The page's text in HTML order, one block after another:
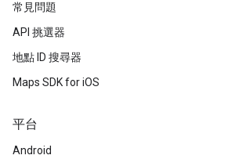
常見問題
API 挑選器
地點 ID 搜尋器
Maps SDK for iOS
平台
Android